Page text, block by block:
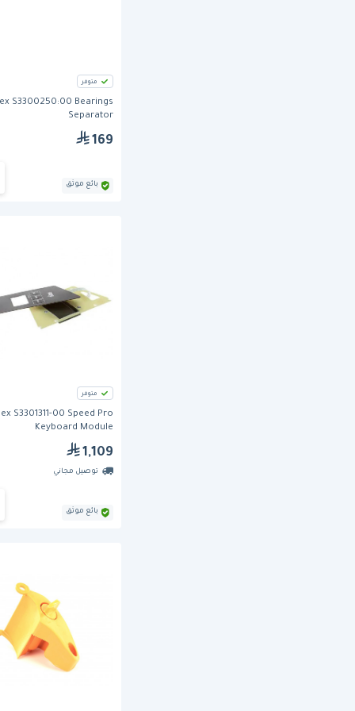
متوفر
S3300250:00 Bearings
Separator
169
بائع موثق
متوفر
S3301311-00 Speed Pro
Keyboard Module
1,109
توصيل مجاني
بائع موثق